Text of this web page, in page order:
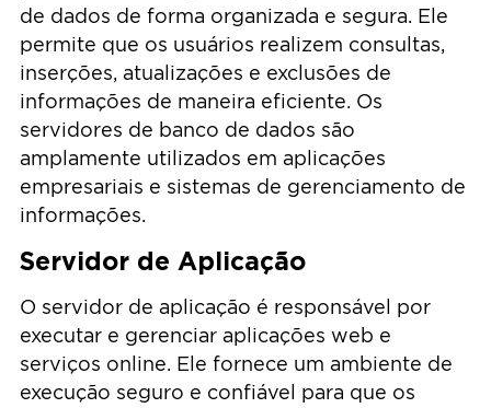
de dados de forma organizada e segura. Ele
permite que os usuários realizem consultas,
inserções, atualizações e exclusões de
informações de maneira eficiente. Os
servidores de banco de dados são
amplamente utilizados em aplicações
empresariais e sistemas de gerenciamento de
informações.
Servidor de Aplicação
O servidor de aplicação é responsável por
executar e gerenciar aplicações web e
serviços online. Ele fornece um ambiente de
execução seguro e confiável para que os